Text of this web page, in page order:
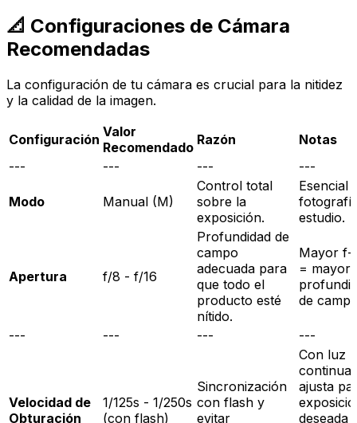
📐 Configuraciones de Cámara
Recomendadas
La configuración de tu cámara es crucial para la nitidez
y la calidad de la imagen.
Configuración Valor
Recomendado Razón
Notas
---
--- --- ---
Modo Manual (M)
Control total
sobre la
exposición.
Esencial
estudio.
Apertura f/8 - f/16
Profundidad de
campo
adecuada para
que todo el
producto esté
nítido.
Mayor f-
= mayor
de
--- --- --- ---
Velocidad de
Obturación
1/125s - 1/250s
(con flash)
Sincronización
con flash y
evitar
Con luz
continua,
ajusta
deseada